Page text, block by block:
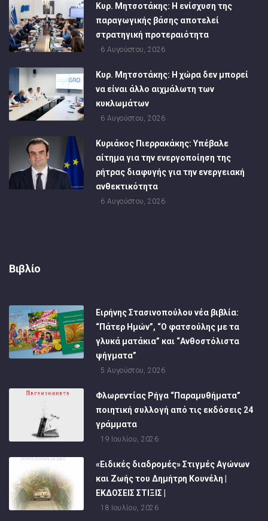
Κυρ. Μητσοτάκης: Η ενίσχυση της
παραγωγικής βάσης αποτελεί
στρατηγική προτεραιότητα
6 Αυγούστου, 2026
Κυρ. Μητσοτάκης: Η χώρα δεν μπορεί
να είναι άλλο αιχμάλωτη των
κυκλωμάτων
6 Αυγούστου, 2026
Κυριάκος Πιερρακάκης: Υπέβαλε
αίτημα για την ενεργοποίηση της
ρήτρας διαφυγής για την ενεργειακή
ανθεκτικότητα
6 Αυγούστου, 2026
Βιβλίο
Ειρήνης Στασινοπούλου νέα βιβλία:
“Πάτερ Ημών”, “Ο φατσούλης με τα
γλυκά ματάκια” και “Ανθοστόλιστα
ψήγματα”
5 Αυγούστου, 2026
Φλωρεντίας Ρήγα “Παραμυθήματα”
ποιητική συλλογή από τις εκδόσεις 24
γράμματα
19 Ιουλίου, 2026
«Ειδικές διαδρομές» Στιγμές Αγώνων
και Ζωής του Δημήτρη Κουνέλη |
ΕΚΔΟΣΕΙΣ ΣΤΙΞΙΣ |
18 Ιουλίου, 2026